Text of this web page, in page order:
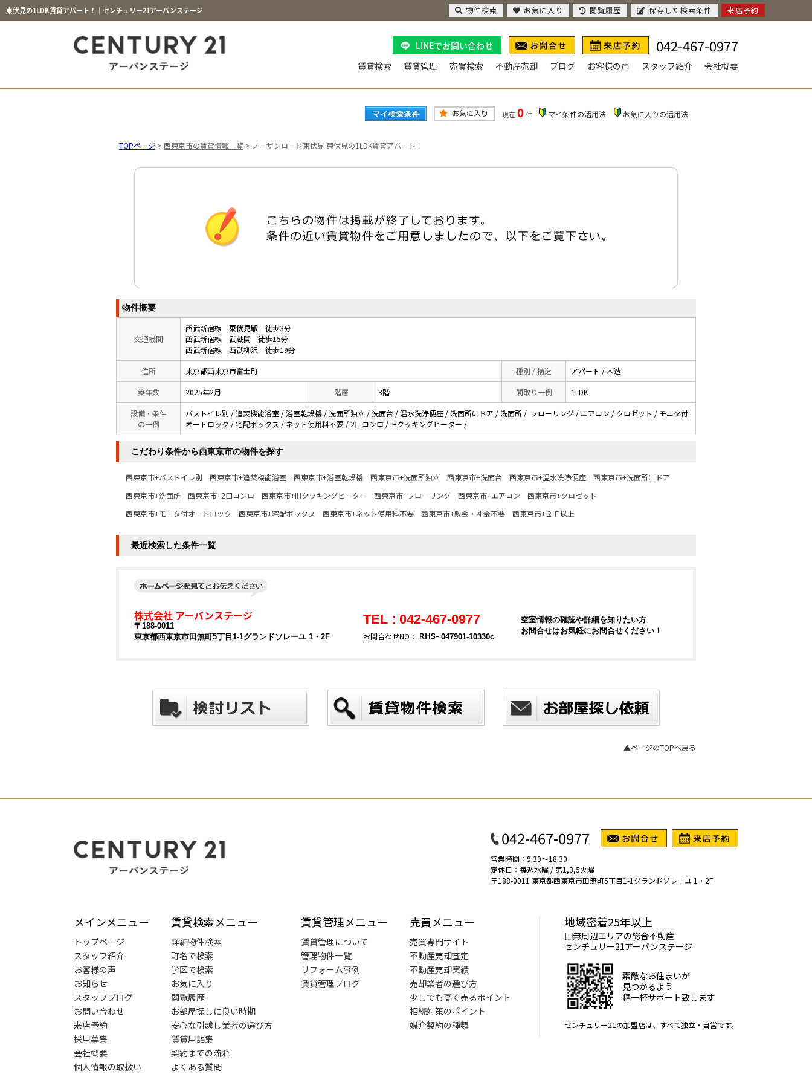
東伏見の1LDK賃貸アパート！｜センチュリー21アーバンステージ
LINEでお問い合わせ 042-467-0977
賃貸検索 賃貸管理 売買検索 不動産売却 ブログ お客様の声 スタッフ紹介 会社概要
現在 0 件 マイ条件の活用法 お気に入りの活用法
TOPページ > 西東京市の賃貸情報一覧 > ノーザンロード東伏見 東伏見の1LDK賃貸アパート！
物件概要
交通機関
西武新宿線 東伏見駅 徒歩3分
西武新宿線 武蔵関 徒歩15分
西武新宿線 西武柳沢 徒歩19分
住所 東京都西東京市富士町 種別 / 構造 アパート / 木造
築年数 2025年2月 階層 3階 間取り一例 1LDK
設備・条件
の一例
バストイレ別 / 追焚機能浴室 / 浴室乾燥機 / 洗面所独立 / 洗面台 / 温水洗浄便座 / 洗面所にドア / 洗面所 / フローリング / エアコン / クロゼット / モニタ付
オートロック / 宅配ボックス / ネット使用料不要 / 2口コンロ / IHクッキングヒーター /
こだわり条件から西東京市の物件を探す
西東京市+バストイレ別 西東京市+追焚機能浴室 西東京市+浴室乾燥機 西東京市+洗面所独立 西東京市+洗面台 西東京市+温水洗浄便座
西東京市+洗面所にドア
西東京市+洗面所
西東京市+2口コンロ 西東京市+IHクッキングヒーター 西東京市+フローリング 西東京市+エアコン
西東京市+クロゼット
西東京市+モニタ付オートロック
西東京市+宅配ボックス 西東京市+ネット使用料不要 西東京市+敷金・礼金不要 西東京市+２Ｆ以上
最近検索した条件一覧
株式会社 アーバンステージ
〒188-0011
東京都西東京市田無町5丁目1-1グランドソレーユ 1・2F
TEL : 042-467-0977
お問合わせNO： 047901-10330c
空室情報の確認や詳細を知りたい方
お問合せはお気軽にお問合せください！
▲ページのTOPへ戻る
042-467-0977
営業時間：9:30～18:30
定休日：毎週水曜 / 第1,3,5火曜
〒188-0011 東京都西東京市田無町5丁目1-1グランドソレーユ 1・2F
メインメニュー
トップページ
スタッフ紹介
お客様の声
お知らせ
スタッフブログ
お問い合わせ
来店予約
採用募集
会社概要
個人情報の取扱い
賃貸検索メニュー
詳細物件検索
町名で検索
学区で検索
お気に入り
閲覧履歴
お部屋探しに良い時期
安心な引越し業者の選び方
賃貸用語集
契約までの流れ
よくある質問
賃貸管理メニュー
賃貸管理について
管理物件一覧
リフォーム事例
賃貸管理ブログ
売買メニュー
売買専門サイト
不動産売却査定
不動産売却実績
売却業者の選び方
少しでも高く売るポイント
相続対策のポイント
媒介契約の種類
地域密着25年以上
田無周辺エリアの総合不動産
センチュリー21アーバンステージ
素敵なお住まいが
見つかるよう
精一杯サポート致します
センチュリー21の加盟店は、すべて独立・自営です。
物件検索 お気に入り 閲覧履歴 保存した検索条件 来店予約